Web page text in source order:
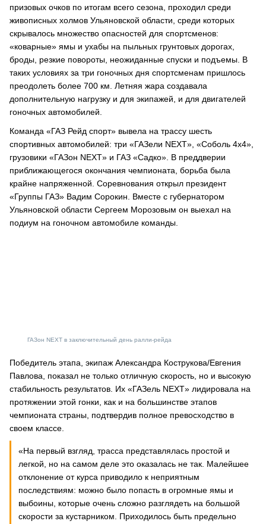
призовых очков по итогам всего сезона, проходил среди
живописных холмов Ульяновской области, среди которых
скрывалось множество опасностей для спортсменов:
«коварные» ямы и ухабы на пыльных грунтовых дорогах,
броды, резкие повороты, неожиданные спуски и подъемы. В
таких условиях за три гоночных дня спортсменам пришлось
преодолеть более 700 км. Летняя жара создавала
дополнительную нагрузку и для экипажей, и для двигателей
гоночных автомобилей.
Команда «ГАЗ Рейд спорт» вывела на трассу шесть
спортивных автомобилей: три «ГАЗели NEXT», «Соболь 4х4»,
грузовики «ГАЗон NEXT» и ГАЗ «Садко». В преддверии
приближающегося окончания чемпионата, борьба была
крайне напряженной. Соревнования открыл президент
«Группы ГАЗ» Вадим Сорокин. Вместе с губернатором
Ульяновской области Сергеем Морозовым он выехал на
подиум на гоночном автомобиле команды.
ГАЗон NEXT в заключительный день ралли-рейда
Победитель этапа, экипаж Александра Кострукова/Евгения
Павлова, показал не только отличную скорость, но и высокую
стабильность результатов. Их «ГАЗель NEXT» лидировала на
протяжении этой гонки, как и на большинстве этапов
чемпионата страны, подтвердив полное превосходство в
своем классе.
«На первый взгляд, трасса представлялась простой и
легкой, но на самом деле это оказалась не так. Малейшее
отклонение от курса приводило к неприятным
последствиям: можно было попасть в огромные ямы и
выбоины, которые очень сложно разглядеть на большой
скорости за кустарником. Приходилось быть предельно